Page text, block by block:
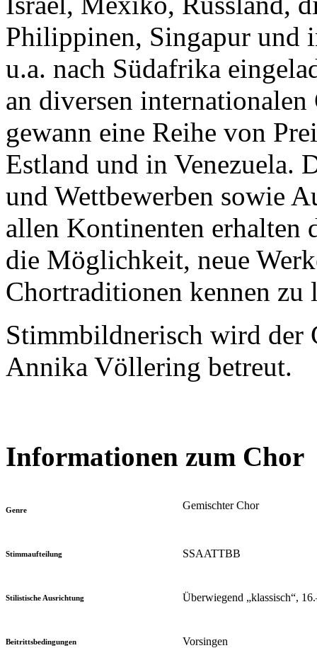
Philippinen, Singapur und
u.a. nach Südafrika
an diversen
gewann eine Reihe von
Estland und in Venezuela.
und Wettbewerben sowie
allen Kontinenten erhalten
die Möglichkeit, neue
Chortraditionen kennen zu
Stimmbildnerisch wird der
Annika Völlering betreut.
Informationen zum Chor
Genre Gemischter Chor
Stimmaufteilung SSAATTBB
Stilistische Ausrichtung Überwiegend „klassisch“,
Beitrittsbedingungen Vorsingen